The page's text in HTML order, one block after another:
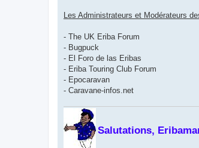
Les Administrateurs et Modérateurs
- The UK Eriba Forum
- Bugpuck
- El Foro de las Eribas
- Eriba Touring Club Forum
- Epocaravan
- Caravane-infos.net
Salutations,